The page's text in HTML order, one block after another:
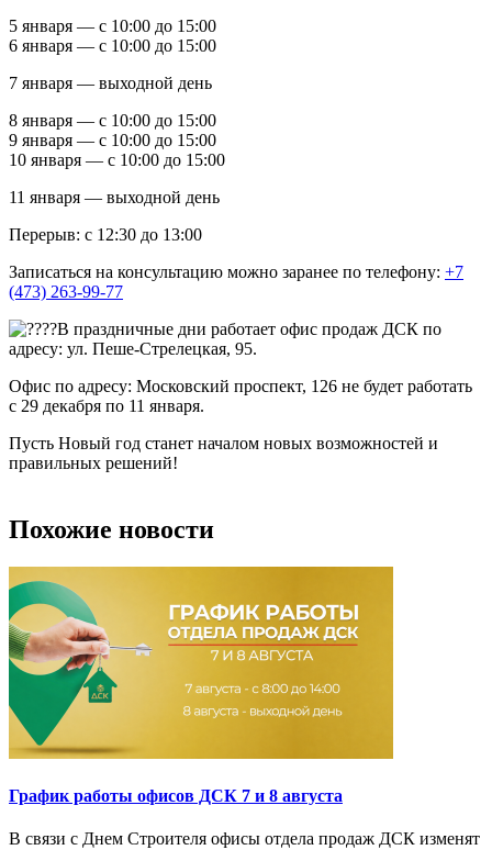
5 января — с 10:00 до 15:00
6 января — с 10:00 до 15:00
7 января — выходной день
8 января — с 10:00 до 15:00
9 января — с 10:00 до 15:00
10 января — с 10:00 до 15:00
11 января — выходной день
Перерыв: с 12:30 до 13:00
Записаться на консультацию можно заранее по телефону: +7
(473) 263-99-77
В праздничные дни работает офис продаж ДСК по
адресу: ул. Пеше-Стрелецкая, 95.
Офис по адресу: Московский проспект, 126 не будет работать
с 29 декабря по 11 января.
Пусть Новый год станет началом новых возможностей и
правильных решений!
Похожие новости
График работы офисов ДСК 7 и 8 августа
В связи с Днем Строителя офисы отдела продаж ДСК изменят